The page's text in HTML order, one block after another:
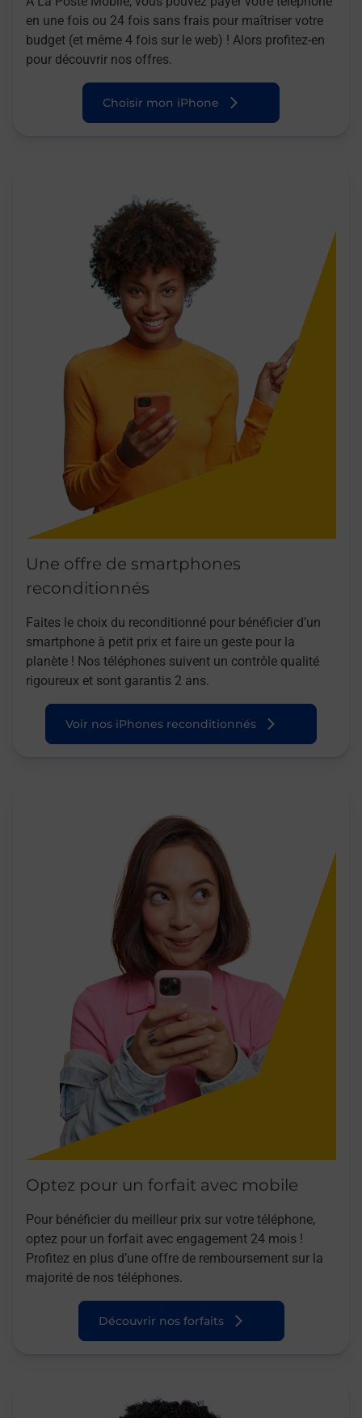
en une fois ou 24 fois sans frais pour maîtriser votre
budget (et même 4 fois sur le web) ! Alors profitez-en
pour découvrir nos offres.
Choisir mon iPhone
Une offre de smartphones
reconditionnés
Faites le choix du reconditionné pour bénéficier d’un
smartphone à petit prix et faire un geste pour la
planète ! Nos téléphones suivent un contrôle qualité
rigoureux et sont garantis 2 ans.
Voir nos iPhones reconditionnés
Optez pour un forfait avec mobile
Pour bénéficier du meilleur prix sur votre téléphone,
optez pour un forfait avec engagement 24 mois !
Profitez en plus d’une offre de remboursement sur la
majorité de nos téléphones.
Découvrir nos forfaits